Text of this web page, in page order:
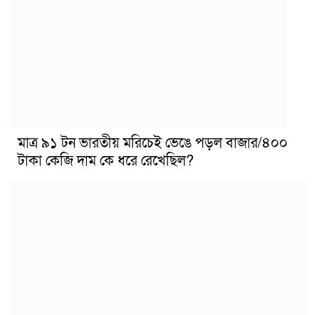
মাত্র ৯১ টন ভারতীয় মরিচেই ভেঙে পড়ল বাজার/৪০০
টাকা কেজি দাম কে ধরে রেখেছিল?